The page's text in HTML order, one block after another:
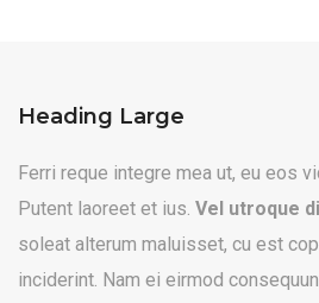
Heading Large
Ferri reque integre mea ut, eu eos
Putent laoreet et ius. Vel utroque
soleat alterum maluisset, cu est
inciderint. Nam ei eirmod